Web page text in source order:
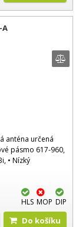
A
anténa určená
pásmo 617-960,
• Nízký
HLS MOP DIP
Do košíku